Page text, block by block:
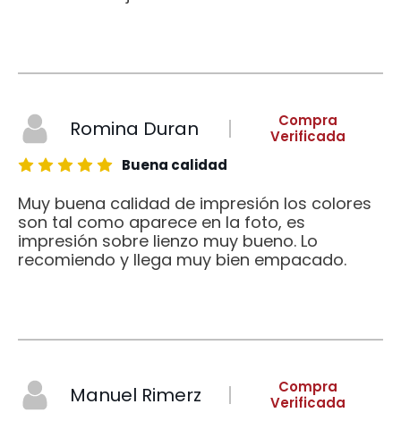
Romina Duran
Compra
Verificada
Buena calidad
Muy buena calidad de impresión los colores
son tal como aparece en la foto, es
impresión sobre lienzo muy bueno. Lo
recomiendo y llega muy bien empacado.
Manuel Rimerz
Compra
Verificada